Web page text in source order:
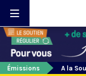
Émissions
A la